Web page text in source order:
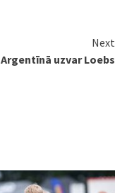
Next
Argentīnā uzvar Loebs